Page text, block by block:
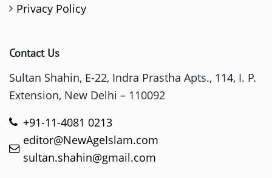
Privacy Policy
Contact Us
Sultan Shahin, E-22, Indra Prastha Apts., 114, I. P.
Extension, New Delhi – 110092
+91-11-4081 0213
editor@NewAgeIslam.com
sultan.shahin@gmail.com